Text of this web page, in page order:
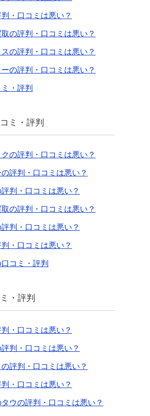
・口コミは悪い？
の評判・口コミは悪い？
の評判・口コミは悪い？
の評判・口コミは悪い？
・評判
ミ・評判
の評判・口コミは悪い？
評判・口コミは悪い？
判・口コミは悪い？
の評判・口コミは悪い？
判・口コミは悪い？
・口コミは悪い？
コミ・評判
・評判
・口コミは悪い？
判・口コミは悪い？
評判・口コミは悪い？
・口コミは悪い？
ウの評判・口コミは悪い？